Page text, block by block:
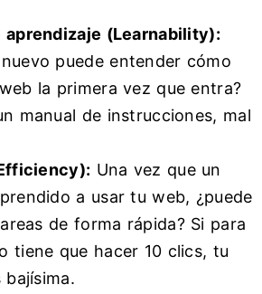
aprendizaje (Learnability):
puede entender cómo
la primera vez que entra?
manual de instrucciones, mal
Una vez que un
a usar tu web, ¿puede
de forma rápida? Si para
tiene que hacer 10 clics, tu
bajísima.